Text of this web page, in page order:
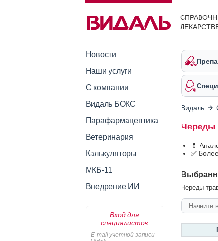
Новости
Наши услуги
О компании
Видаль БОКС
Парафармацевтика
Ветеринария
Калькуляторы
МКБ-11
Внедрение ИИ
Вход для
специалистов
E-mail учетной записи
Видаль
Череды
💊
✅
Череды